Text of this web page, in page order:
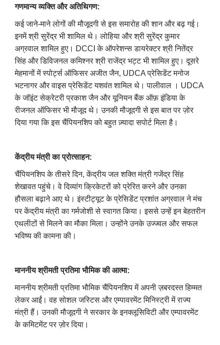
गणमान्य व्यक्ति और अतिथिगण:
कई जाने-माने लोगों की मौजूदगी से इस समारोह की शान और बढ़ गई।
इनमें श्री सुरेंद्र भी शामिल थे। लोहिया और श्री सुरेंद्र कुमार
अग्रवाल शामिल हुए। DCCI के ऑपरेशन्स डायरेक्टर श्री नितेंद्र
सिंह और डिविजनल कमिश्नर श्री राजेंद्र भट्ट भी शामिल हुए। दूसरे
मेहमानों में स्पोर्ट्स ऑफिसर अजीत जैन, UDCA प्रेसिडेंट मनोज
भटनागर और वाइस प्रेसिडेंट यशवंत शामिल थे। पालीवाल । UDCA
के जॉइंट सेक्रेटरी प्रकाश जैन और यूनियन बैंक ऑफ़ इंडिया के
रीजनल ऑफिसर भी मौजूद थे। उनकी मौजूदगी से इस बात पर ज़ोर
दिया गया कि इस चैंपियनशिप को बहुत ज़्यादा सपोर्ट मिला है।
केंद्रीय मंत्री का प्रोत्साहन:
चैंपियनशिप के तीसरे दिन, केंद्रीय जल शक्ति मंत्री गजेंद्र सिंह
शेखावत पहुंचे। वे दिव्यांग क्रिकेटरों को प्रेरित करने और उनका
हौसला बढ़ाने आए थे। इंस्टीट्यूट के प्रेसिडेंट प्रशांत अग्रवाल ने मंच
पर केंद्रीय मंत्री का गर्मजोशी से स्वागत किया। इससे उन्हें इन बेहतरीन
एथलीटों से मिलने का मौका मिला। उन्होंने उनके उज्ज्वल और सफल
भविष्य की कामना की।
माननीय श्रीमती प्रतिमा भौमिक की आत्मा:
माननीय श्रीमती प्रतिमा​ भौमिक चैंपियनशिप में अपनी ज़बरदस्त हिम्मत
लेकर आईं। वह सोशल जस्टिस और एम्पावरमेंट मिनिस्ट्री में राज्य
मंत्री हैं। उनकी मौजूदगी ने सरकार के इनक्लूसिविटी और एम्पावरमेंट
के कमिटमेंट पर ज़ोर दिया।